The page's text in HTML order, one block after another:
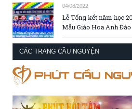
04/08/2022
Lễ Tổng kết năm học
Mẫu Giáo Hoa Anh Đào
CÁC TRANG CẦU NGUYỆN